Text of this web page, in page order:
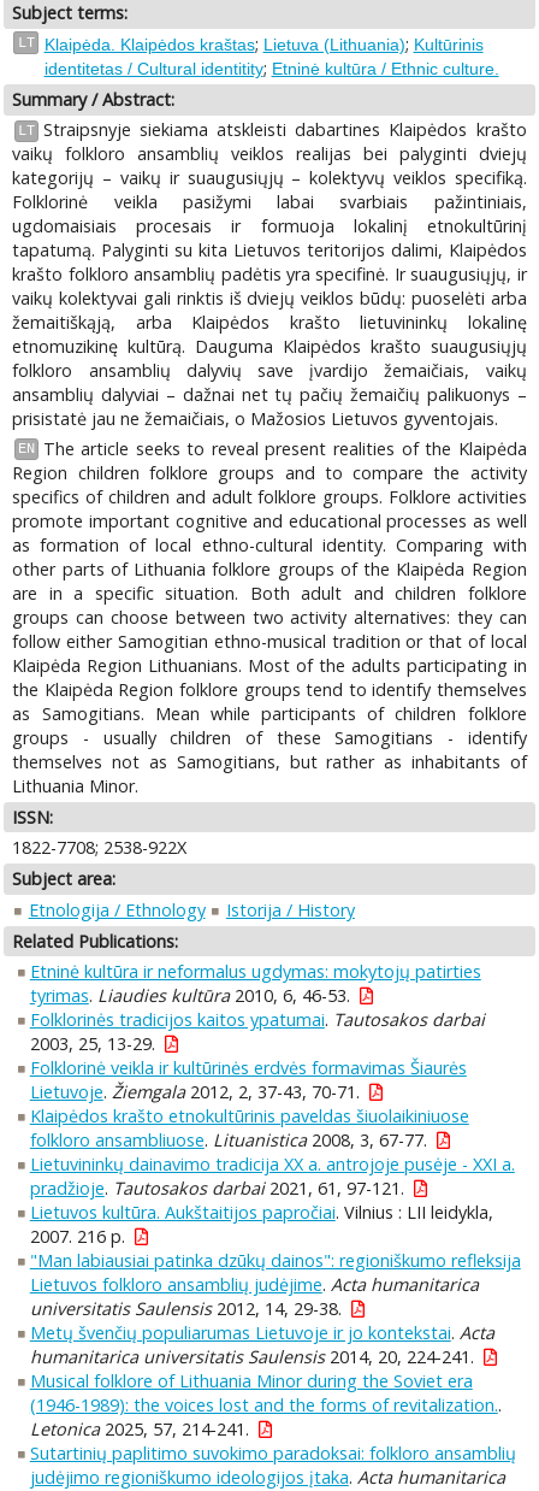
Subject terms:
LT Klaipėda. Klaipėdos kraštas; Lietuva (Lithuania); Kultūrinis
identitetas / Cultural identitity; Etninė kultūra / Ethnic culture.
Summary / Abstract:
LT Straipsnyje siekiama atskleisti dabartines Klaipėdos krašto
vaikų folkloro ansamblių veiklos realijas bei palyginti dviejų
kategorijų – vaikų ir suaugusiųjų – kolektyvų veiklos specifiką.
Folklorinė veikla pasižymi labai svarbiais pažintiniais,
ugdomaisiais procesais ir formuoja lokalinį etnokultūrinį
tapatumą. Palyginti su kita Lietuvos teritorijos dalimi, Klaipėdos
krašto folkloro ansamblių padėtis yra specifinė. Ir suaugusiųjų, ir
vaikų kolektyvai gali rinktis iš dviejų veiklos būdų: puoselėti arba
žemaitiškąją, arba Klaipėdos krašto lietuvininkų lokalinę
etnomuzikinę kultūrą. Dauguma Klaipėdos krašto suaugusiųjų
folkloro ansamblių dalyvių save įvardijo žemaičiais, vaikų
ansamblių dalyviai – dažnai net tų pačių žemaičių palikuonys –
prisistatė jau ne žemaičiais, o Mažosios Lietuvos gyventojais.
EN
The article seeks to reveal present realities of the Klaipėda
Region children folklore groups and to compare the activity
specifics of children and adult folklore groups. Folklore activities
promote important cognitive and educational processes as well
as formation of local ethno-cultural identity. Comparing with
other parts of Lithuania folklore groups of the Klaipėda Region
are in a specific situation. Both adult and children folklore
groups can choose between two activity alternatives: they can
follow either Samogitian ethno-musical tradition or that of local
Klaipėda Region Lithuanians. Most of the adults participating in
the Klaipėda Region folklore groups tend to identify themselves
as Samogitians. Mean while participants of children folklore
groups - usually children of these Samogitians - identify
themselves not as Samogitians, but rather as inhabitants of
Lithuania Minor.
ISSN:
1822-7708; 2538-922X
Subject area:
Etnologija / Ethnology
Istorija / History
Related Publications:
Etninė kultūra ir neformalus ugdymas: mokytojų patirties
tyrimas. Liaudies kultūra2010, 6, 46-53.
Folklorinės tradicijos kaitos ypatumai. Tautosakos darbai
2003, 25, 13-29.
Folklorinė veikla ir kultūrinės erdvės formavimas Šiaurės
Lietuvoje. Žiemgala2012, 2, 37-43, 70-71.
Klaipėdos krašto etnokultūrinis paveldas šiuolaikiniuose
folkloro ansambliuose. Lituanistica2008, 3, 67-77.
Lietuvininkų dainavimo tradicija XX a. antrojoje pusėje - XXI a.
pradžioje. Tautosakos darbai2021, 61, 97-121.
Lietuvos kultūra. Aukštaitijos papročiai. Vilnius : LII leidykla,
2007. 216 p.
"Man labiausiai patinka dzūkų dainos": regioniškumo refleksija
Lietuvos folkloro ansamblių judėjime. Acta humanitarica
universitatis Saulensis2012, 14, 29-38.
Metų švenčių populiarumas Lietuvoje ir jo kontekstai. Acta
humanitarica universitatis Saulensis2014, 20, 224-241.
Musical folklore of Lithuania Minor during the Soviet era
(1946-1989): the voices lost and the forms of revitalization..
Letonica2025, 57, 214-241.
Sutartinių paplitimo suvokimo paradoksai: folkloro ansamblių
judėjimo regioniškumo ideologijos įtaka. Acta humanitarica